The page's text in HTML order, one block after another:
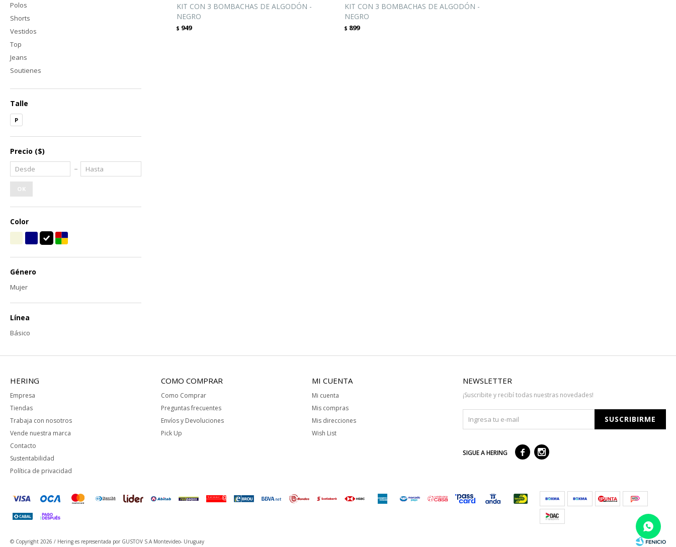
KIT CON 3 BOMBACHAS DE ALGODÓN -
NEGRO
$ 949
KIT CON 3 BOMBACHAS DE ALGODÓN -
NEGRO
$ 899
Polos
Shorts
Vestidos
Top
Jeans
Soutienes
Talle
P
Precio ($)
OK
Color
Género
Mujer
Línea
Básico
HERING
Empresa
Tiendas
Trabaja con nosotros
Vende nuestra marca
Contacto
Sustentabilidad
Política de privacidad
COMO COMPRAR
Como Comprar
Preguntas frecuentes
Envíos y Devoluciones
Pick Up
MI CUENTA
Mi cuenta
Mis compras
Mis direcciones
Wish List
NEWSLETTER
¡Suscribite y recibí todas nuestras novedades!
SUSCRIBIRME
SIGUE A HERING  
© Copyright 2026 / Hering es representada por GUSTOV S.A Montevideo- Uruguay